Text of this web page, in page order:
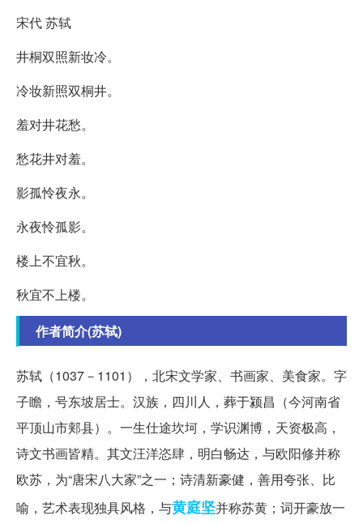
宋代 苏轼
井桐双照新妆冷。
冷妆新照双桐井。
羞对井花愁。
愁花井对羞。
影孤怜夜永。
永夜怜孤影。
楼上不宜秋。
秋宜不上楼。
作者简介(苏轼)
苏轼（1037－1101），北宋文学家、书画家、美食家。字
子瞻，号东坡居士。汉族，四川人，葬于颍昌（今河南省
平顶山市郏县）。一生仕途坎坷，学识渊博，天资极高，
诗文书画皆精。其文汪洋恣肆，明白畅达，与欧阳修并称
欧苏，为“唐宋八大家”之一；诗清新豪健，善用夸张、比
喻，艺术表现独具风格，与黄庭坚并称苏黄；词开豪放一